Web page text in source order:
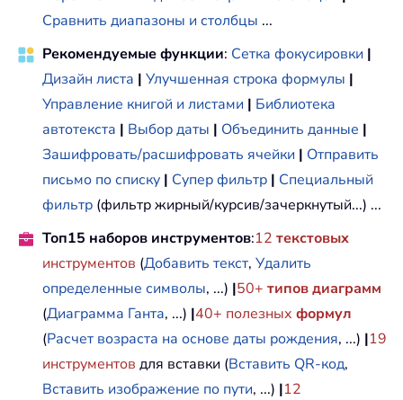
Сравнить диапазоны и столбцы ...
Рекомендуемые функции: Сетка фокусировки |
Дизайн листа | Улучшенная строка формулы |
Управление книгой и листами | Библиотека
автотекста | Выбор даты | Объединить данные |
Зашифровать/расшифровать ячейки | Отправить
письмо по списку | Супер фильтр | Специальный
фильтр (фильтр жирный/курсив/зачеркнутый...) ...
Топ15 наборов инструментов:12 текстовых
инструментов (Добавить текст, Удалить
определенные символы, ...) |50+ типов диаграмм
(Диаграмма Ганта, ...) |40+ полезных формул
(Расчет возраста на основе даты рождения, ...) |19
инструментов для вставки (Вставить QR-код,
Вставить изображение по пути, ...) |12